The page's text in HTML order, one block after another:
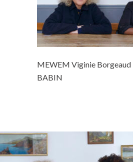
MEWEM Viginie
BABIN